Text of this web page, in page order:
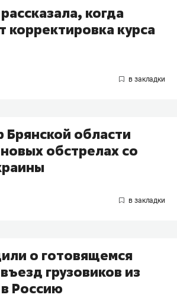
когда
корректировка курса
Брянской области
обстрелах со
о готовящемся
грузовиков из
Россию